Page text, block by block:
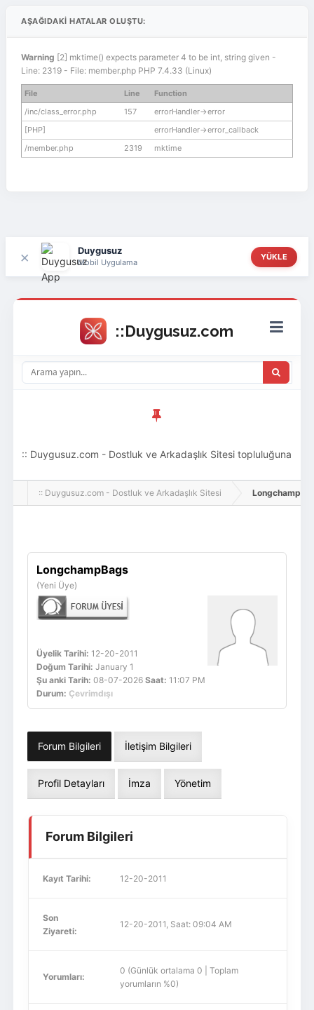
AŞAĞIDAKI HATALAR OLUŞTU:
Warning [2] mktime() expects parameter 4 to be int, string given -
Line: 2319 - File: member.php PHP 7.4.33 (Linux)
File Line
Function
/inc/class_error.php
157
errorHandler->error
[PHP]
errorHandler->error_callback
/member.php
2319 mktime
× Duygusuz
Mobil Uygulama
YÜKLE
:: Duygusuz.com - Dostluk ve Arkadaşlık Sitesi topluluğuna
hoş geldin ziyaretçi! Aramıza katılmak istersen kayıt
:: Duygusuz.com - Dostluk ve Arkadaşlık Sitesi
LongchampBags
(Yeni Üye)
Üyelik Tarihi: 12-20-2011
Doğum Tarihi: January 1
Şu anki Tarih: 08-07-2026 Saat: 11:07 PM
Durum: Çevrimdışı
Forum Bilgileri İletişim Bilgileri
Profil Detayları İmza Yönetim
Forum Bilgileri
Kayıt Tarihi: 12-20-2011
Son
Ziyareti:
12-20-2011, Saat: 09:04 AM
Yorumları:
0 (Günlük ortalama 0 | Toplam
yorumların %0)